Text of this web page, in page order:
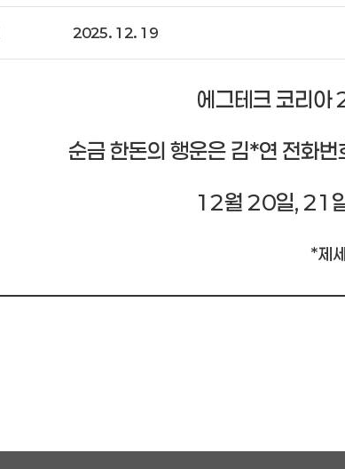
2025. 12. 19
에그테크 코리
순금 한돈의 행운은 김*연 전화
12월 20일, 21일
*제